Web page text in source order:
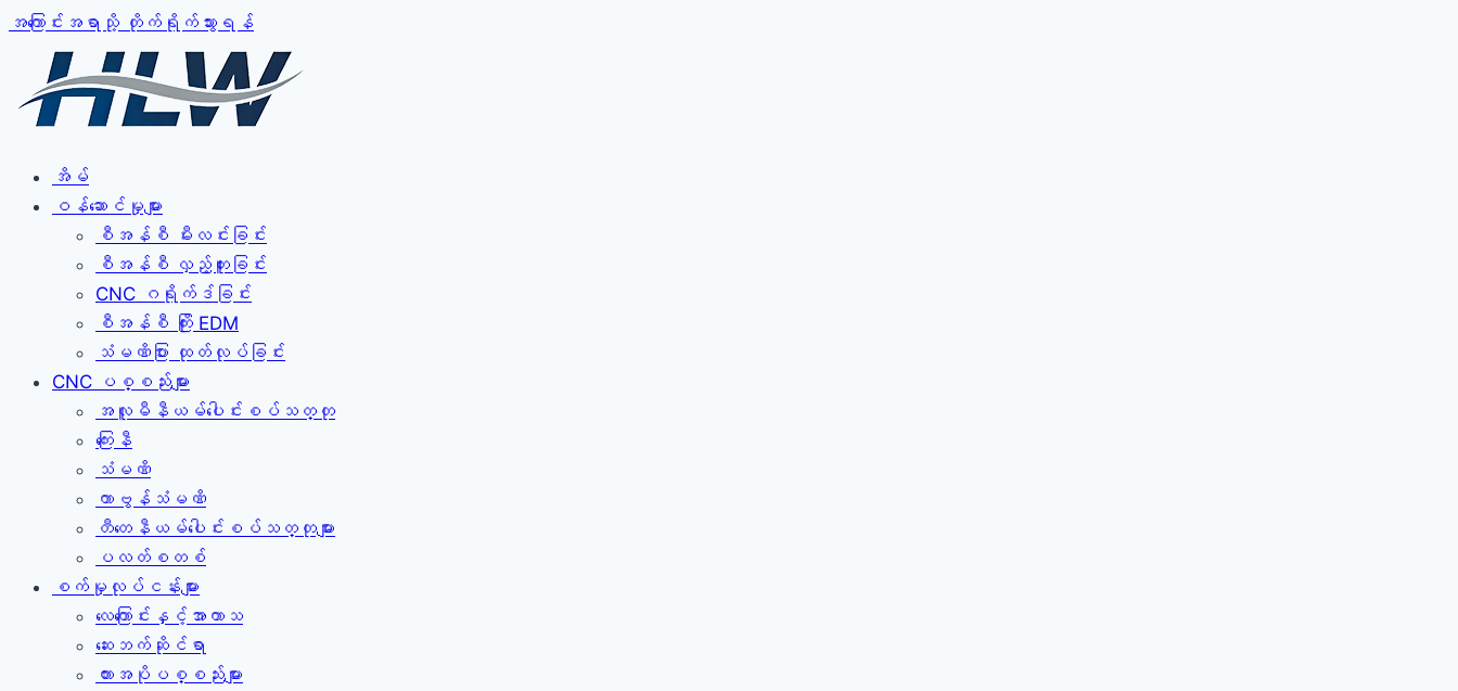
အကြောင်းအရာသို့ တိုက်ရိုက်သွားရန်
အိမ်
ဝန်ဆောင်မှုများ
စီအန်စီ မီးလင်းခြင်း
စီအန်စီ လှည့်တူးခြင်း
CNC ဂရိုက်ဒ်ခြင်း
စီအန်စီ ကြိုး EDM
သံမဏိပြား ထုတ်လုပ်ခြင်း
CNC ပစ္စည်းများ
အလူမီနီယမ်ပေါင်းစပ်သတ္တု
ကြေးနီ
သံမဏိ
ကာဗွန်သံမဏိ
တီတေနီယမ်ပေါင်းစပ်သတ္တုများ
ပလတ်စတစ်
စက်မှုလုပ်ငန်းများ
လေကြောင်းနှင့်အာကာသ
ဆေးဘက်ဆိုင်ရာ
ကားအပိုပစ္စည်းများ